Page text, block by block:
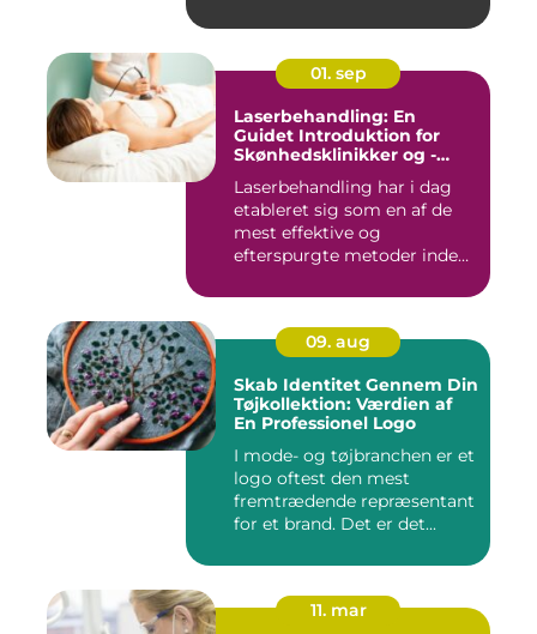
01. sep
Laserbehandling: En
Guidet Introduktion for
Skønhedsklinikker og -
Laserbehandling har i dag
etableret sig som en af de
mest effektive og
efterspurgte metoder inden
09. aug
Skab Identitet Gennem Din
Tøjkollektion: Værdien af
En Professionel Logo
I mode- og tøjbranchen er et
logo oftest den mest
fremtrædende repræsentant
for et brand. Det er det...
11. mar